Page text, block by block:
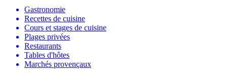
Gastronomie
Recettes de cuisine
Cours et stages de cuisine
Plages privées
Restaurants
Tables d'hôtes
Marchés provençaux